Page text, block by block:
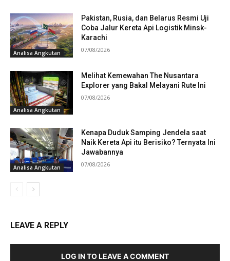
Analisa Angkutan
Pakistan, Rusia, dan Belarus Resmi Uji
Coba Jalur Kereta Api Logistik Minsk-
Karachi
07/08/2026
Analisa Angkutan
Melihat Kemewahan The Nusantara
Explorer yang Bakal Melayani Rute Ini
07/08/2026
Analisa Angkutan
Kenapa Duduk Samping Jendela saat
Naik Kereta Api itu Berisiko? Ternyata Ini
Jawabannya
07/08/2026
LEAVE A REPLY
LOG IN TO LEAVE A COMMENT